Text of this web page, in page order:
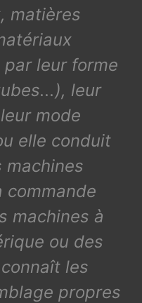
matières
leur forme
leur
mode
elle conduit
machines
commande
machines à
ou des
les
propres